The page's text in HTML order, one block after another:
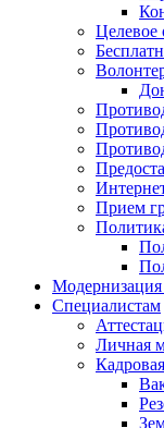
Целевое
Прием
Специалистам
Личная